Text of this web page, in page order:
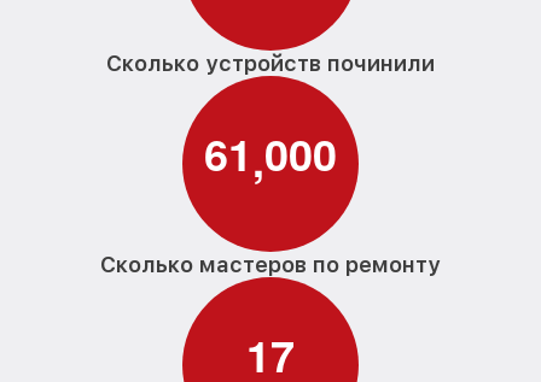
Сколько устройств починили
61,000
Сколько мастеров по ремонту
17